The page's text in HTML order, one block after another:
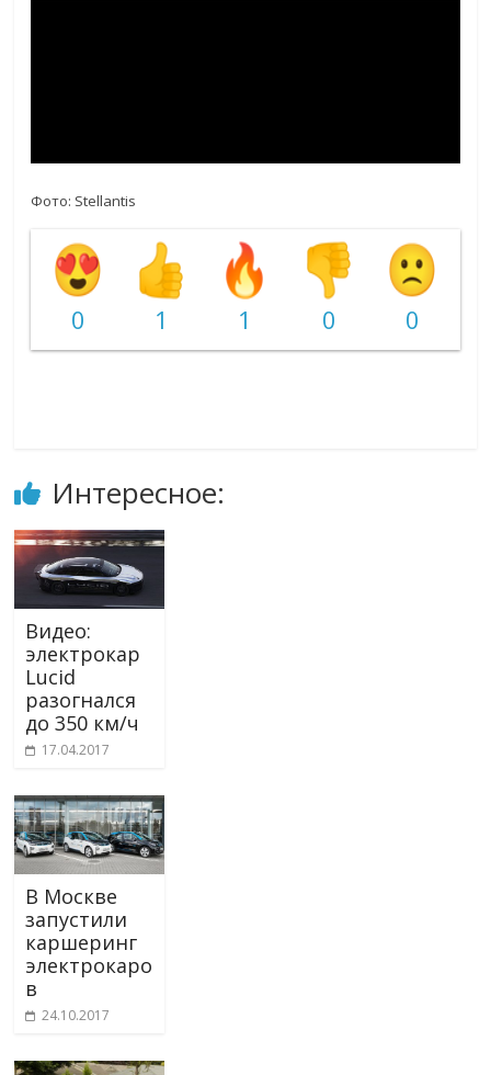
Фото: Stellantis
0 1 1 0 0
Интересное:
Видео:
электрокар
Lucid
разогнался
до 350 км/ч
17.04.2017
В Москве
запустили
каршеринг
электрокаро
в
24.10.2017